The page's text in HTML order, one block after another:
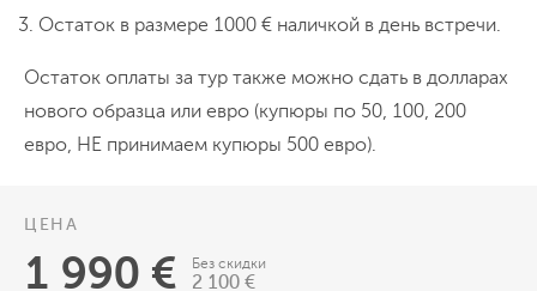
День 7
Экскурсия на винодельни
посетить самые
Остаток в размере 1000 € наличкой в день встречи.
Остаток оплаты за тур также можно сдать в долларах
нового образца или евро (купюры по 50, 100, 200
евро, НЕ принимаем купюры 500 евро).
ЦЕНА
1 990 € Без скидки
2 100 €